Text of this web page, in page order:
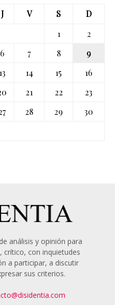
J V S
D
1
2
6 7 8
9
13 14 15
16
21 22
23
28 29
30
análisis y opinión para
con inquietudes
a participar, a discutir
sus criterios.